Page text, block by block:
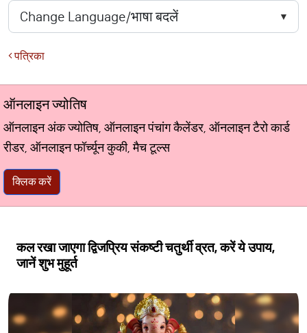
पत्रिका
ऑनलाइन ज्योतिष
ऑनलाइन अंक ज्योतिष, ऑनलाइन पंचांग कैलेंडर, ऑनलाइन टैरो कार्ड
रीडर, ऑनलाइन फॉर्च्यून कुकी, मैच टूल्स
क्लिक करें
कल रखा जाएगा द्विजप्रिय संकष्टी चतुर्थी व्रत, करें ये उपाय,
जानें शुभ मुहूर्त